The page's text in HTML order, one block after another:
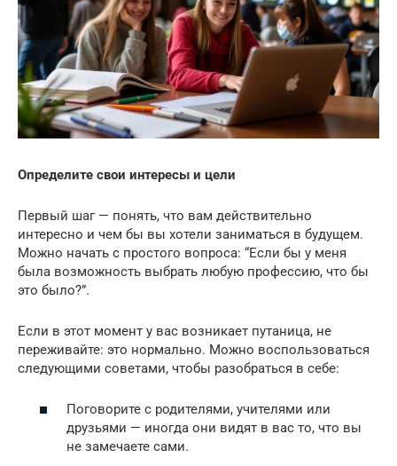
Определите свои интересы и цели
Первый шаг — понять, что вам действительно
интересно и чем бы вы хотели заниматься в будущем.
Можно начать с простого вопроса: “Если бы у меня
была возможность выбрать любую профессию, что бы
это было?”.
Если в этот момент у вас возникает путаница, не
переживайте: это нормально. Можно воспользоваться
следующими советами, чтобы разобраться в себе:
Поговорите с родителями, учителями или
друзьями — иногда они видят в вас то, что вы
не замечаете сами.